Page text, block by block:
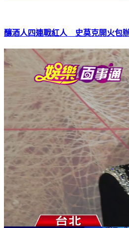
釀酒人四連戰紅人 史莫克開火包